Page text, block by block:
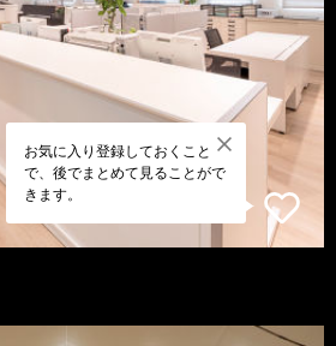
お気に入り登録しておくこと
で、後でまとめて見ることがで
きます。